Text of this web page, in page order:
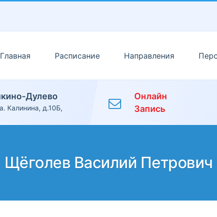
Главная
Расписание Направления
Дулево
Калинина, д.10Б,
Онлайн
Запись
Щёголев Василий Петрович